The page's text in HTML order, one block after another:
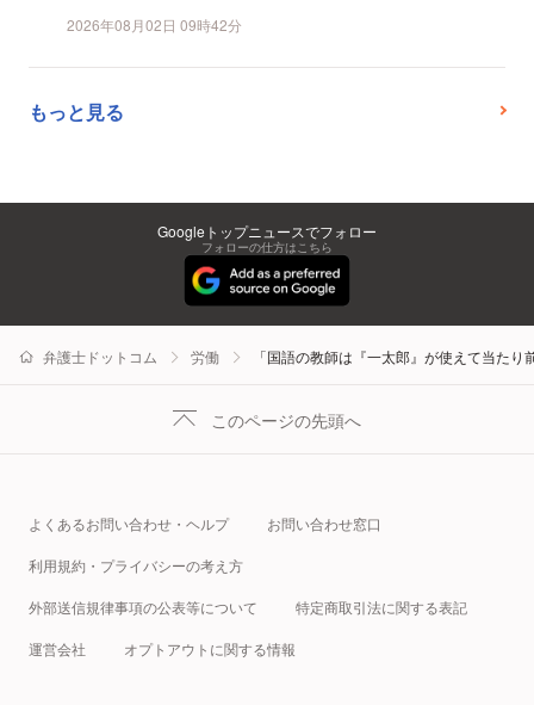
2026年08月02日 09時42分
もっと見る
Googleトップニュースでフォロー
フォローの仕方はこちら
弁護士ドットコム 労働 「国語の教師は『一太郎』が使えて当た
このページの先頭へ
よくあるお問い合わせ・ヘルプ お問い合わせ窓口
利用規約・プライバシーの考え方
外部送信規律事項の公表等について 特定商取引法に関する表記
運営会社 オプトアウトに関する情報